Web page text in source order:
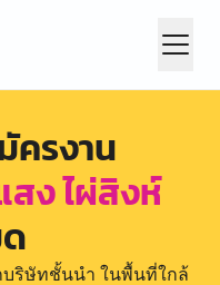
ครงาน
ง ไผ่สิงห์
ริษัทชั้นนำ ในพื้นที่ใกล้